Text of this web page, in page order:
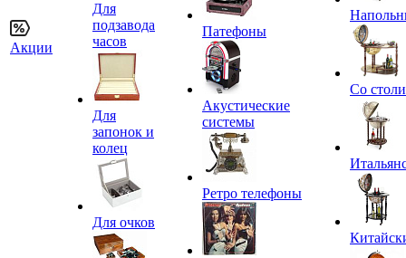
Акции
Для
подзавода
часов
Для
запонок и
колец
Для очков
Патефоны
Акустические
системы
Ретро телефоны
Со